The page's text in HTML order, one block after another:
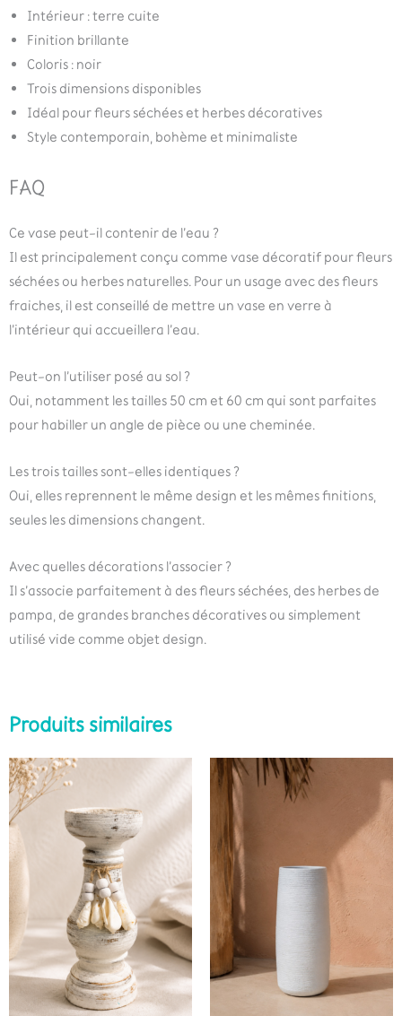
Intérieur : terre cuite
Finition brillante
Coloris : noir
Trois dimensions disponibles
Idéal pour fleurs séchées et herbes décoratives
Style contemporain, bohème et minimaliste
FAQ
Ce vase peut-il contenir de l’eau ?
Il est principalement conçu comme vase décoratif pour fleurs
séchées ou herbes naturelles. Pour un usage avec des fleurs
fraiches, il est conseillé de mettre un vase en verre à
l’intérieur qui accueillera l’eau.
Peut-on l’utiliser posé au sol ?
Oui, notamment les tailles 50 cm et 60 cm qui sont parfaites
pour habiller un angle de pièce ou une cheminée.
Les trois tailles sont-elles identiques ?
Oui, elles reprennent le même design et les mêmes finitions,
seules les dimensions changent.
Avec quelles décorations l’associer ?
Il s’associe parfaitement à des fleurs séchées, des herbes de
pampa, de grandes branches décoratives ou simplement
utilisé vide comme objet design.
Produits similaires